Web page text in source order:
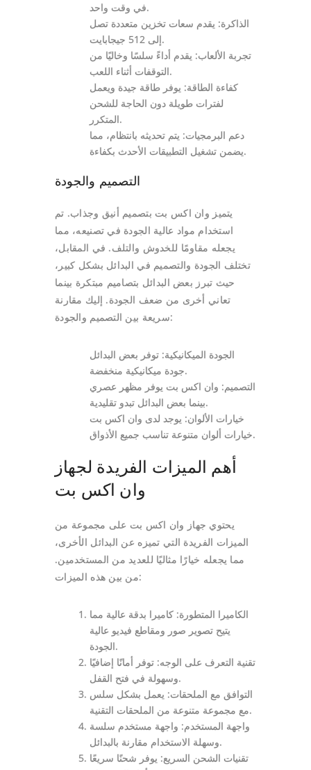
في وقت واحد.
الذاكرة: يقدم سعات تخزين متعددة تصل
إلى 512 جيجابايت.
تجربة الألعاب: يقدم أداءً سلسًا وخاليًا من
التوقفات أثناء اللعب.
كفاءة الطاقة: يوفر طاقة جيدة ويعمل
لفترات طويلة دون الحاجة للشحن
المتكرر.
دعم البرمجيات: يتم تحديثه بانتظام، مما
يضمن تشغيل التطبيقات الأحدث بكفاءة.
التصميم والجودة
يتميز وان اكس بت بتصميم أنيق وجذاب. تم
استخدام مواد عالية الجودة في تصنيعه، مما
يجعله مقاومًا للخدوش والتلف. في المقابل،
تختلف الجودة والتصميم في البدائل بشكل كبير،
حيث تبرز بعض البدائل بتصاميم مبتكرة بينما
تعاني أخرى من ضعف الجودة. إليك مقارنة
سريعة بين التصميم والجودة:
الجودة الميكانيكية: توفر بعض البدائل
جودة ميكانيكية منخفضة.
التصميم: وان اكس بت يوفر مظهر عصري
بينما بعض البدائل تبدو تقليدية.
خيارات الألوان: يوجد لدى وان اكس بت
خيارات ألوان متنوعة تناسب جميع الأذواق.
أهم الميزات الفريدة لجهاز
وان اكس بت
يحتوي جهاز وان اكس بت على مجموعة من
الميزات الفريدة التي تميزه عن البدائل الأخرى،
مما يجعله خيارًا مثاليًا للعديد من المستخدمين.
من بين هذه الميزات:
الكاميرا المتطورة: كاميرا بدقة عالية مما
يتيح تصوير صور ومقاطع فيديو عالية
الجودة.
تقنية التعرف على الوجه: توفر أمانًا إضافيًا
وسهولة في فتح القفل.
التوافق مع الملحقات: يعمل بشكل سلس
مع مجموعة متنوعة من الملحقات التقنية.
واجهة المستخدم: واجهة مستخدم سلسة
وسهلة الاستخدام مقارنة بالبدائل.
تقنيات الشحن السريع: يوفر شحنًا سريعًا